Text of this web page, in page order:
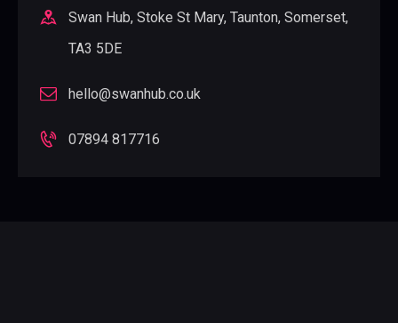
Swan Hub, Stoke St Mary, Taunton, Somerset,
TA3 5DE
hello@swanhub.co.uk
07894 817716